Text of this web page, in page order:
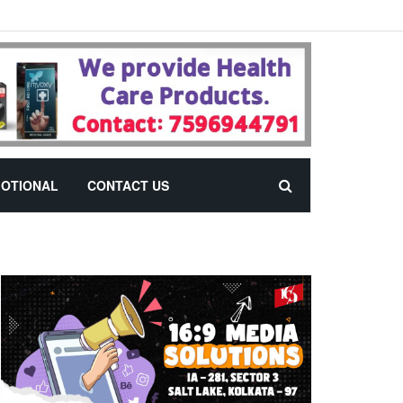
CONTACT US